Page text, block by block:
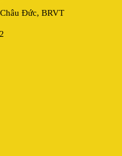
Đức, BRVT